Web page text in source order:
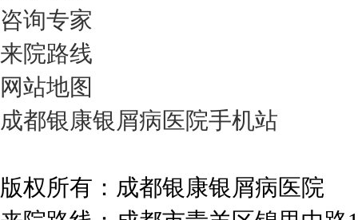
咨询专家
来院路线
网站地图
成都银康银屑病医院手机站
版权所有：成都银康银屑病医院